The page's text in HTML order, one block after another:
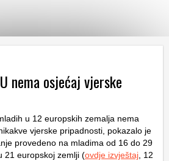
nema osjećaj vjerske
u 12 europskih zemalja nema
vjerske pripadnosti, pokazalo je
provedeno na mladima od 16 do 29
21 europskoj zemlji (ovdje izvještaj , 12